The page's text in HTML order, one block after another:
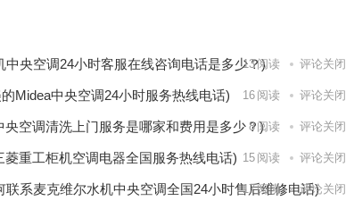
央空调24小时客服在线咨询电话是多少？)
13阅读 评论关闭
Midea中央空调24小时服务热线电话) 16 阅读 评论关闭
空调清洗上门服务是哪家和费用是多少？)
8 阅读 评论关闭
重工柜机空调电器全国服务热线电话) 15 阅读 评论关闭
系麦克维尔水机中央空调全国24小时售后维修电话)
17阅读 评论关闭